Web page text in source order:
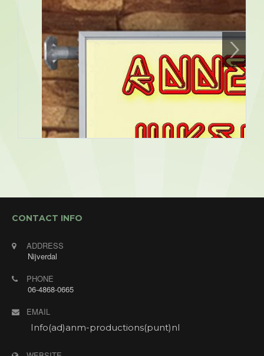
CONTACT INFO
ADDRESS
Nijverdal
PHONE
06-4868-0665
EMAIL
Info(ad)anm-productions(punt)nl